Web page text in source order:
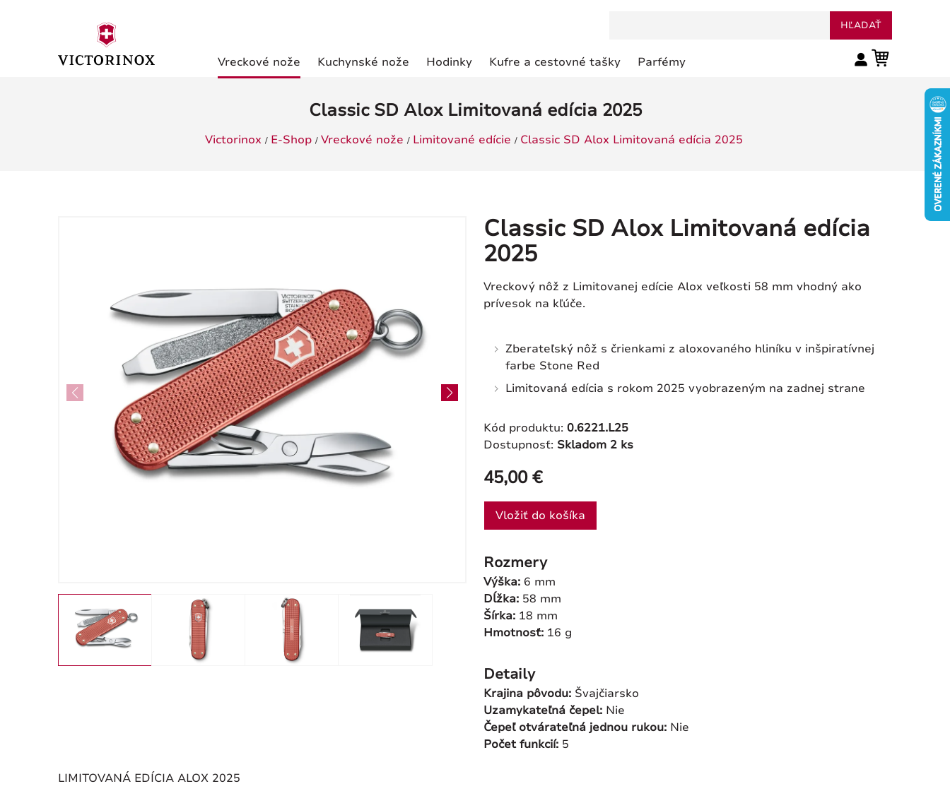
Vreckové nože Kuchynské nože Hodinky Kufre a cestovné tašky Parfémy
HĽADAŤ
Classic SD Alox Limitovaná edícia 2025
Victorinox E-Shop Vreckové nože Limitované edície Classic SD Alox Limitovaná edícia 2025
Classic SD Alox Limitovaná edícia
2025
Vreckový nôž z Limitovanej edície Alox veľkosti 58 mm vhodný ako
prívesok na kľúče.
Zberateľský nôž s črienkami z aloxovaného hliníku v inšpiratívnej
farbe Stone Red
Limitovaná edícia s rokom 2025 vyobrazeným na zadnej strane
Kód produktu: 0.6221.L25
Dostupnosť: Skladom 2 ks
45,00 €
Vložiť do košíka
Rozmery
Výška: 6 mm
Dĺžka: 58 mm
Šírka: 18 mm
Hmotnosť: 16 g
Detaily
Krajina pôvodu: Švajčiarsko
Uzamykateľná čepel: Nie
Čepeľ otvárateľná jednou rukou: Nie
Počet funkcií: 5
LIMITOVANÁ EDÍCIA ALOX 2025